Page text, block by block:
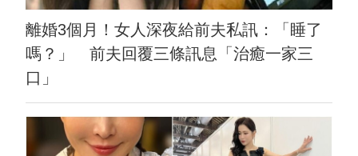
離婚3個月！女人深夜給前夫私訊：「睡了
嗎？」 前夫回覆三條訊息「治癒一家三
口」